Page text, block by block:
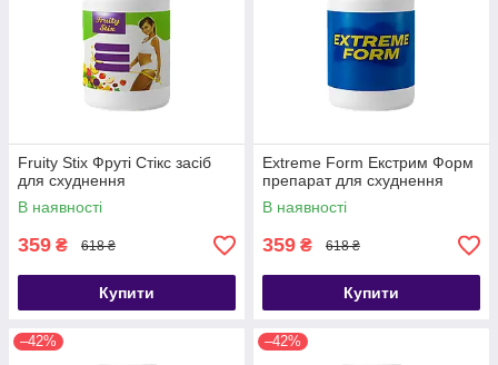
Fruity Stix Фруті Стікс засіб
для схуднення
В наявності
359 ₴ 618 ₴
Купити
Extreme Form Екстрим Форм
препарат для схуднення
В наявності
359 ₴ 618 ₴
Купити
–42% –42%